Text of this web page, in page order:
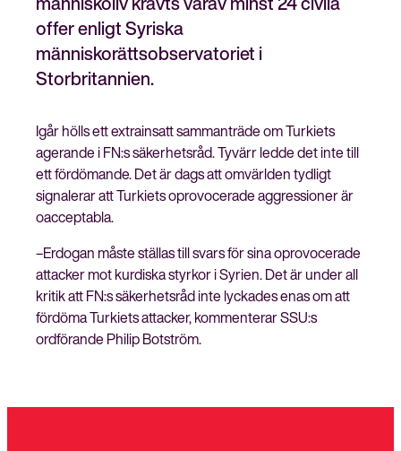
Bli medlem
offer enligt Syriska
människorättsobservatoriet i
Storbritannien.
Igår hölls ett extrainsatt sammanträde om Turkiets
agerande i FN:s säkerhetsråd. Tyvärr ledde det inte till
ett fördömande. Det är dags att omvärlden tydligt
signalerar att Turkiets oprovocerade aggressioner är
oacceptabla.
–Erdogan måste ställas till svars för sina oprovocerade
attacker mot kurdiska styrkor i Syrien. Det är under all
kritik att FN:s säkerhetsråd inte lyckades enas om att
fördöma Turkiets attacker, kommenterar SSU:s
ordförande Philip Botström.